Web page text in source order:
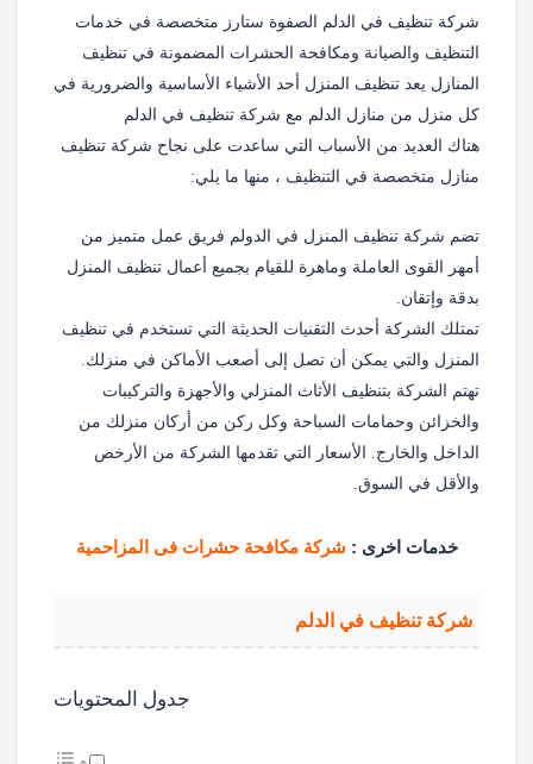
شركة تنظيف في الدلم الصفوة ستارز متخصصة في خدمات
التنظيف والصيانة ومكافحة الحشرات المضمونة في تنظيف
المنازل يعد تنظيف المنزل أحد الأشياء الأساسية والضرورية في
كل منزل من منازل الدلم مع شركة تنظيف في الدلم
هناك العديد من الأسباب التي ساعدت على نجاح شركة تنظيف
منازل متخصصة في التنظيف ، منها ما يلي:
تضم شركة تنظيف المنزل في الدولم فريق عمل متميز من
أمهر القوى العاملة وماهرة للقيام بجميع أعمال تنظيف المنزل
بدقة وإتقان.
تمتلك الشركة أحدث التقنيات الحديثة التي تستخدم في تنظيف
المنزل والتي يمكن أن تصل إلى أصعب الأماكن في منزلك.
تهتم الشركة بتنظيف الأثاث المنزلي والأجهزة والتركيبات
والخزائن وحمامات السباحة وكل ركن من أركان منزلك من
الداخل والخارج. الأسعار التي تقدمها الشركة من الأرخص
والأقل في السوق.
خدمات اخرى : شركة مكافحة حشرات فى المزاحمية
شركة تنظيف في الدلم
جدول المحتويات